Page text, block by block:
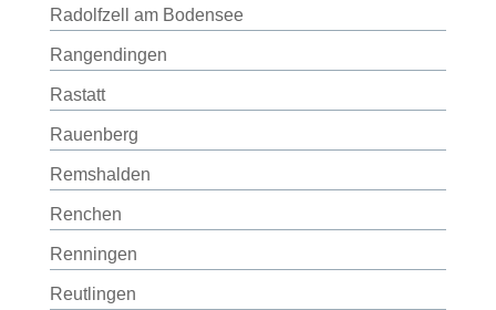
Radolfzell am Bodensee
Rangendingen
Rastatt
Rauenberg
Remshalden
Renchen
Renningen
Reutlingen